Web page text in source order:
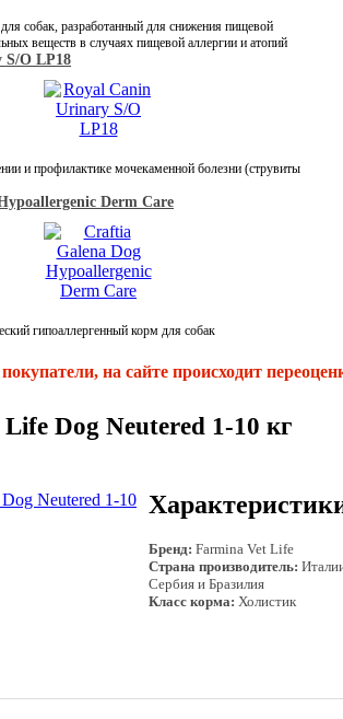
собак, разработанный для снижения пищевой
веществ в случаях пищевой аллергии и атопий
S/O LP18
и профилактике мочекаменной болезни (струвиты
Derm Care
гипоаллергенный корм для собак
на сайте происходит
Dog Neutered 1-10 кг
Бренд: Farmina Vet Life
Страна производитель:
Сербия и Бразилия
Класс корма: Холистик